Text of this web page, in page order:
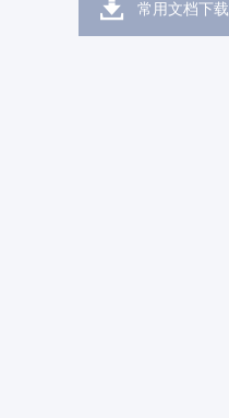
常用文档下载